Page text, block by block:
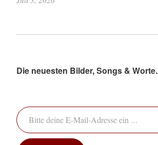
Die neuesten Bilder, Songs & Worte.
Bitte deine E-Mail-Adresse ein ...